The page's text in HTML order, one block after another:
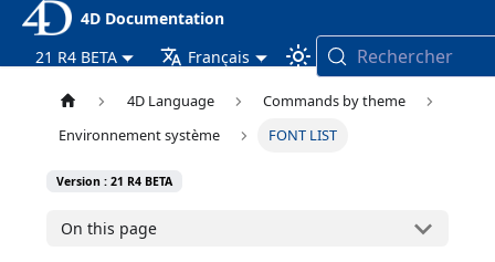
4D Documentation
21 R4 BETA
Français Rechercher
4D Language
Commands by theme
Environnement système
FONT LIST
Version : 21 R4 BETA
On this page